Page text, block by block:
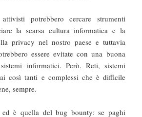
potrebbero cercare strumenti
la scarsa cultura informatica e la
privacy nel nostro paese e tuttavia
essere evitate con una buona
informatici. Però. Reti, sistemi
così tanti e complessi che è difficile
sempre.
ed è quella del bug bounty: se paghi